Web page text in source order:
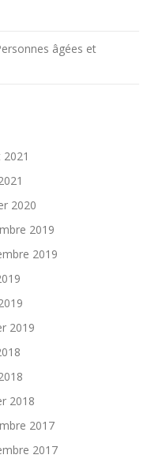
âgées et
2020
2019
2019
2019
2018
2017
2017